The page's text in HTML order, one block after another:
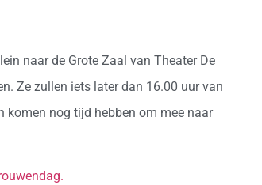
naar de Grote Zaal van Theater De
Ze zullen iets later dan 16.00 uur van
komen nog tijd hebben om mee naar